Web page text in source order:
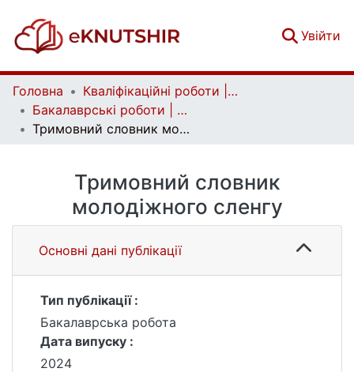
Увійти
Головна
Кваліфікаційні роботи | Qualifying works
Бакалаврські роботи | Bachelor theses
Тримовний словник молодіжного сленгу
Тримовний словник
молодіжного сленгу
Основні дані публікації
Тип публікації :
Бакалаврська робота
Дата випуску :
2024